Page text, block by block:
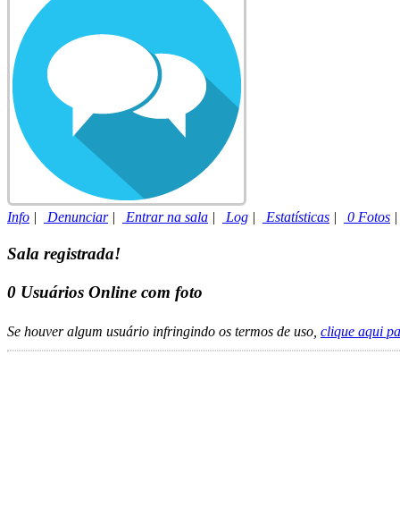
Info | Denunciar| Entrar na sala | Log | Estatísticas | 0 Fotos
Sala registrada!
0 Usuários Online com foto
Se houver algum usuário infringindo os termos de uso, clique aqui